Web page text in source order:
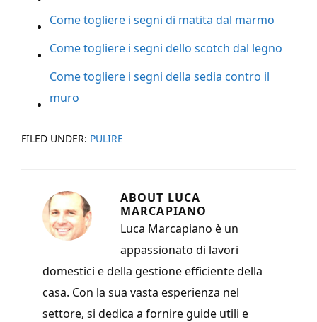
Come togliere i segni di matita dal marmo
Come togliere i segni dello scotch dal legno
Come togliere i segni della sedia contro il
muro
FILED UNDER: PULIRE
ABOUT LUCA
MARCAPIANO
Luca Marcapiano è un
appassionato di lavori
domestici e della gestione efficiente della
casa. Con la sua vasta esperienza nel
settore, si dedica a fornire guide utili e